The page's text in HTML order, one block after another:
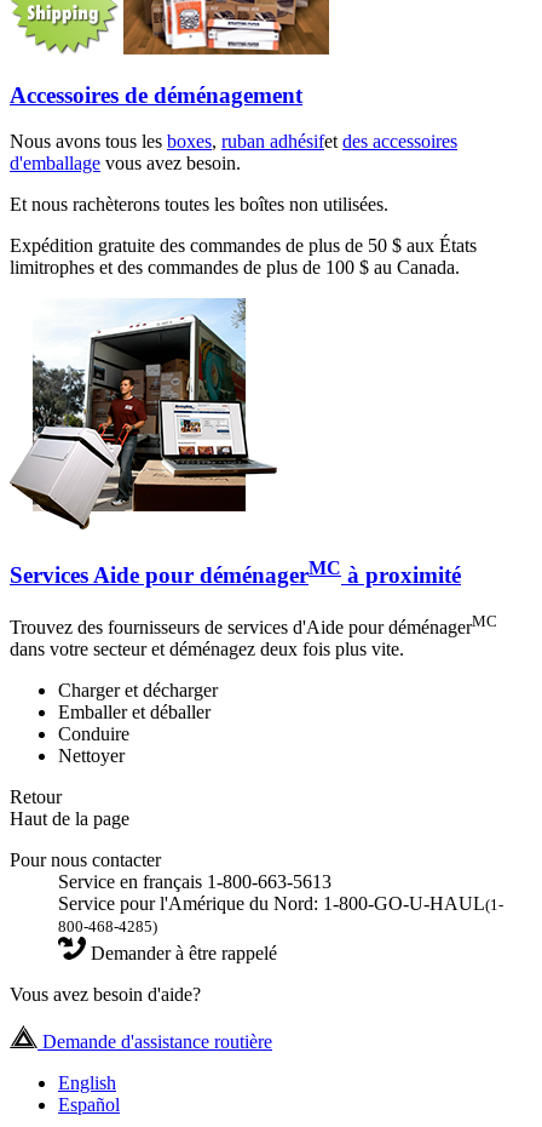
Accessoires de déménagement
Nous avons tous les boxes, ruban adhésifetdes accessoires
d'emballage vous avez besoin.
Et nous rachèterons toutes les boîtes non utilisées.
Expédition gratuite des commandes de plus de 50 $ aux États
limitrophes et des commandes de plus de 100 $ au Canada.
Services Aide pour déménagerMC à proximité
Trouvez des fournisseurs de services d'Aide pour déménagerMC
dans votre secteur et déménagez deux fois plus vite.
Charger et décharger
Emballer et déballer
Conduire
Nettoyer
Retour
Haut de la page
Pour nous contacter
Service en français 1-800-663-5613
Service pour l'Amérique du Nord: 1-800-GO-U-HAUL(1-
800-468-4285)
Demander à être rappelé
Vous avez besoin d'aide?
Demande d'assistance routière
English
Español